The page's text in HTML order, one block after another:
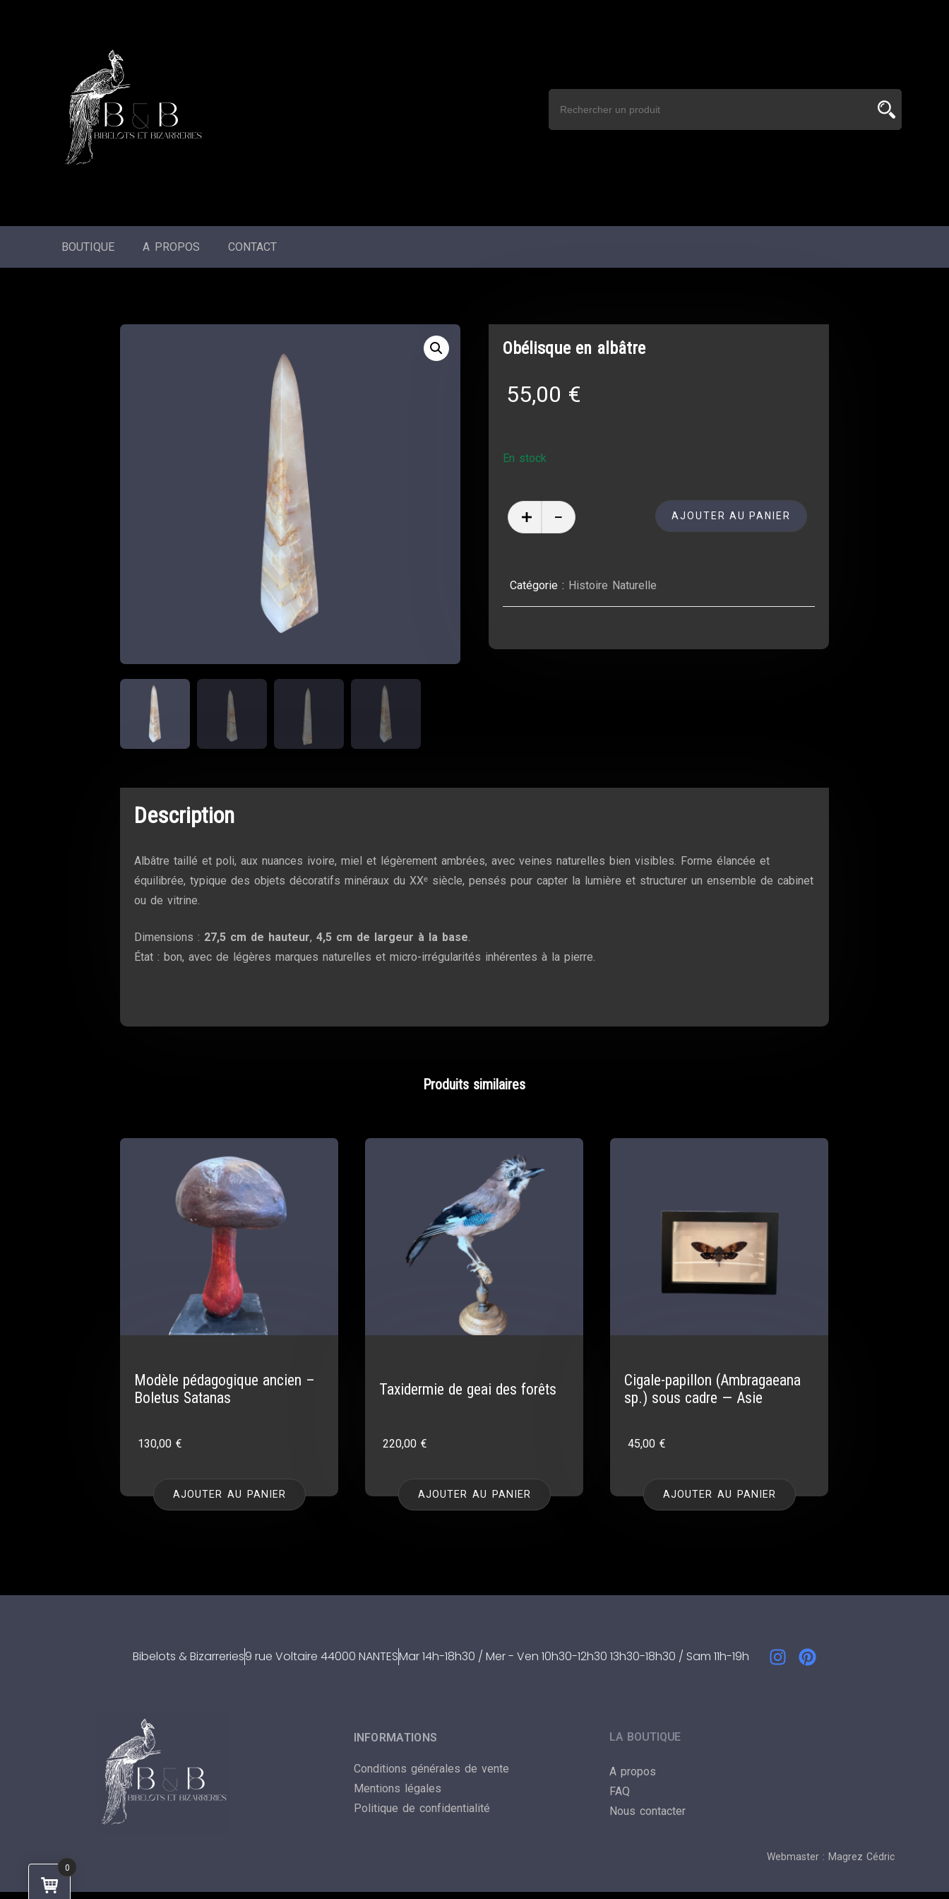
BOUTIQUE A PROPOS CONTACT
Obélisque en albâtre
55,00 €
En stock
AJOUTER AU PANIER
Catégorie : Histoire Naturelle
Description
Albâtre taillé et poli, aux nuances ivoire, miel et légèrement ambrées, avec veines naturelles bien visibles. Forme élancée et
équilibrée, typique des objets décoratifs minéraux du XXᵉ siècle, pensés pour capter la lumière et structurer un ensemble de cabinet
ou de vitrine.
Dimensions : 27,5 cm de hauteur,4,5 cm de largeur à la base.
État : bon, avec de légères marques naturelles et micro-irrégularités inhérentes à la pierre.
Produits similaires
Modèle pédagogique ancien –
Boletus Satanas
130,00€
AJOUTER AU PANIER
Taxidermie de geai des forêts
220,00€
AJOUTER AU PANIER
Cigale-papillon (Ambragaeana
sp.) sous cadre — Asie
45,00€
AJOUTER AU PANIER
Bibelots & Bizarreries9 rue Voltaire 44000 NANTESMar 14h-18h30 / Mer - Ven 10h30-12h30 13h30-18h30 / Sam 11h-19h
INFORMATIONS
Conditions générales de vente
Mentions légales
Politique de confidentialité
LA BOUTIQUE
A propos
FAQ
Nous contacter
Webmaster : Magrez Cédric
0